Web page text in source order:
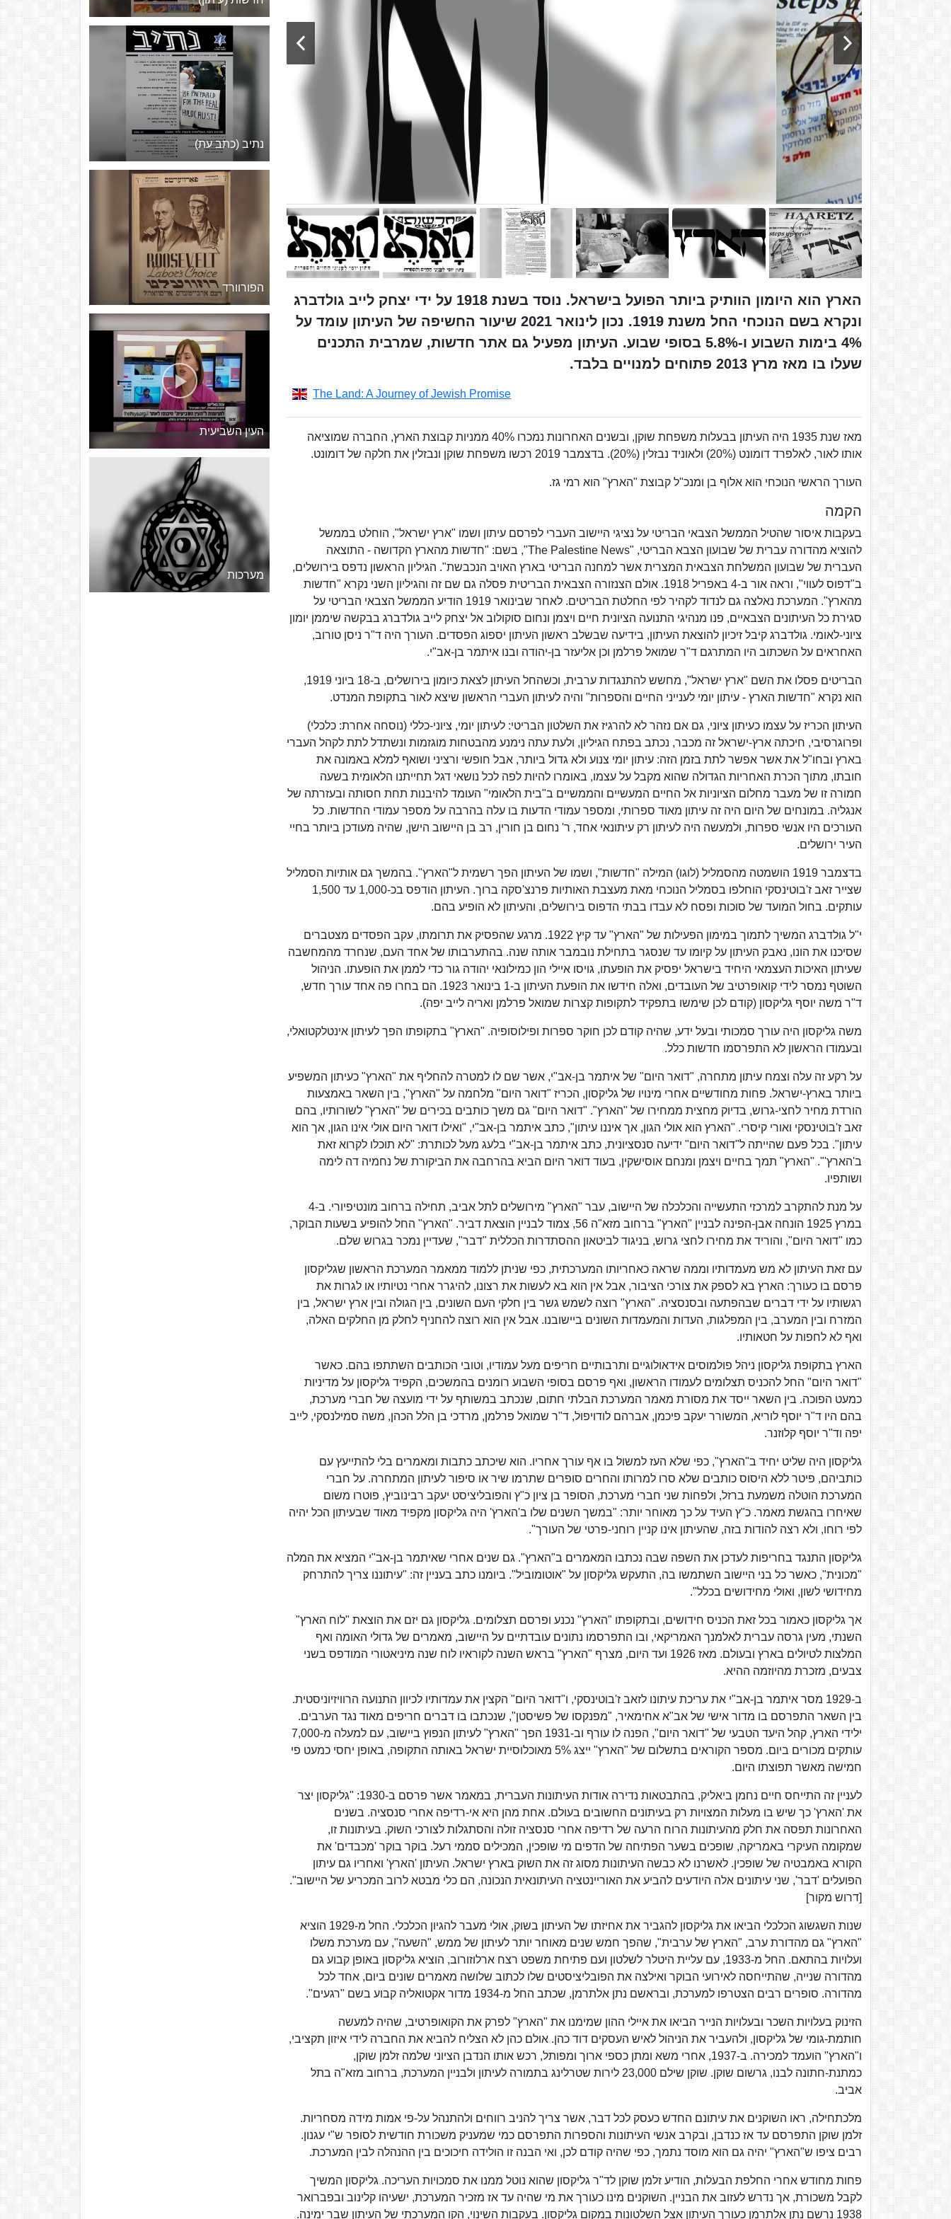
הארץ הוא היומון הוותיק ביותר הפועל בישראל. נוסד בשנת 1918 על ידי יצחק לייב גולדברג
ונקרא בשם הנוכחי החל משנת 1919. נכון לינואר 2021 שיעור החשיפה של העיתון עומד על
4% בימות השבוע ו-5.8% בסופי שבוע. העיתון מפעיל גם אתר חדשות, שמרבית התכנים
שעלו בו מאז מרץ 2013 פתוחים למנויים בלבד.
The Land: A Journey of Jewish Promise
מאז שנת 1935 היה העיתון בבעלות משפחת שוקן, ובשנים האחרונות נמכרו 40% ממניות קבוצת הארץ, החברה שמוציאה
אותו לאור, לאלפרד דומונט (20%) ולאוניד נבזלין (20%). בדצמבר 2019 רכשו משפחת שוקן ונבזלין את חלקה של דומונט.
העורך הראשי הנוכחי הוא אלוף בן ומנכ"ל קבוצת "הארץ" הוא רמי גז.
הקמה
בעקבות איסור שהטיל הממשל הצבאי הבריטי על נציגי היישוב העברי לפרסם עיתון ושמו "ארץ ישראל", הוחלט בממשל
להוציא מהדורה עברית של שבועון הצבא הבריטי, "The Palestine News", בשם: "חדשות מהארץ הקדושה - התוצאה
העברית של שבועון המשלחת הצבאית המצרית אשר למחנה הבריטי בארץ האויב הנכבשת". הגיליון הראשון נדפס בירושלים,
ב"דפוס לעווי", וראה אור ב-4 באפריל 1918. אולם הצנזורה הצבאית הבריטית פסלה גם שם זה והגיליון השני נקרא "חדשות
מהארץ". המערכת נאלצה גם לנדוד לקהיר לפי החלטת הבריטים. לאחר שבינואר 1919 הודיע הממשל הצבאי הבריטי על
סגירת כל העיתונים הצבאיים, פנו מנהיגי התנועה הציונית חיים ויצמן ונחום סוקולוב אל יצחק לייב גולדברג בבקשה שיממן יומון
ציוני-לאומי. גולדברג קיבל זיכיון להוצאת העיתון, בידיעה שבשלב ראשון העיתון יספוג הפסדים. העורך היה ד"ר ניסן טורוב,
האחראים על השכתוב היו המתרגם ד"ר שמואל פרלמן וכן אליעזר בן-יהודה ובנו איתמר בן-אב"י.
הבריטים פסלו את השם "ארץ ישראל", מחשש להתנגדות ערבית, וכשהחל העיתון לצאת כיומון בירושלים, ב-18 ביוני 1919,
הוא נקרא "חדשות הארץ - עיתון יומי לענייני החיים והספרות" והיה לעיתון העברי הראשון שיצא לאור בתקופת המנדט.
העיתון הכריז על עצמו כעיתון ציוני, גם אם נזהר לא להרגיז את השלטון הבריטי: לעיתון יומי, ציוני-כללי (נוסחה אחרת: כלכלי)
ופרוגרסיבי, חיכתה ארץ-ישראל זה מכבר, נכתב בפתח הגיליון, ולעת עתה נימנע מהבטחות מוגזמות ונשתדל לתת לקהל העברי
בארץ ובחו"ל את אשר אפשר לתת בזמן הזה: עיתון יומי צנוע ולא גדול ביותר, אבל חופשי ורציני ושואף למלא באמונה את
חובתו, מתוך הכרת האחריות הגדולה שהוא מקבל על עצמו, באומרו להיות לפה לכל נושאי דגל תחייתנו הלאומית בשעה
חמורה זו של מעבר מחלום הציוניות אל החיים המעשיים והממשיים ב"בית הלאומי" העומד להיבנות תחת חסותה ובעזרתה של
אנגליה. במונחים של היום היה זה עיתון מאוד ספרותי, ומספר עמודי הדעות בו עלה בהרבה על מספר עמודי החדשות. כל
העורכים היו אנשי ספרות, ולמעשה היה לעיתון רק עיתונאי אחד, ר' נחום בן חורין, רב בן היישוב הישן, שהיה מעודכן ביותר בחיי
העיר ירושלים.
בדצמבר 1919 הושמטה מהסמליל (לוגו) המילה "חדשות", ושמו של העיתון הפך רשמית ל"הארץ". בהמשך גם אותיות הסמליל
שצייר זאב ז'בוטינסקי הוחלפו בסמליל הנוכחי מאת מעצבת האותיות פרנצ'סקה ברוך. העיתון הודפס בכ-1,000 עד 1,500
עותקים. בחול המועד של סוכות ופסח לא עבדו בבתי הדפוס בירושלים, והעיתון לא הופיע בהם.
י"ל גולדברג המשיך לתמוך במימון הפעילות של "הארץ" עד קיץ 1922. מרגע שהפסיק את תרומתו, עקב הפסדים מצטברים
שסיכנו את הונו, נאבק העיתון על קיומו עד שנסגר בתחילת נובמבר אותה שנה. בהתערבותו של אחד העם, שנחרד מהמחשבה
שעיתון האיכות העצמאי היחיד בישראל יפסיק את הופעתו, גויסו איילי הון כמילונאי יהודה גור כדי לממן את הופעתו. הניהול
השוטף נמסר לידי קואופרטיב של העובדים, ואלה חידשו את הופעת העיתון ב-1 בינואר 1923. הם בחרו פה אחד עורך חדש,
ד"ר משה יוסף גליקסון (קודם לכן שימשו בתפקיד לתקופות קצרות שמואל פרלמן ואריה לייב יפה).
משה גליקסון היה עורך סמכותי ובעל ידע, שהיה קודם לכן חוקר ספרות ופילוסופיה. "הארץ" בתקופתו הפך לעיתון אינטלקטואלי,
ובעמודו הראשון לא התפרסמו חדשות כלל.
על רקע זה עלה וצמח עיתון מתחרה, "דואר היום" של איתמר בן-אב"י, אשר שם לו למטרה להחליף את "הארץ" כעיתון המשפיע
ביותר בארץ-ישראל. פחות מחודשיים אחרי מינויו של גליקסון, הכריז "דואר היום" מלחמה על "הארץ", בין השאר באמצעות
הורדת מחיר לחצי-גרוש, בדיוק מחצית ממחירו של "הארץ". "דואר היום" גם משך כותבים בכירים של "הארץ" לשורותיו, בהם
זאב ז'בוטינסקי ואורי קיסרי. "הארץ הוא אולי הגון, אך איננו עיתון", כתב איתמר בן-אב"י, "ואילו דואר היום אולי אינו הגון, אך הוא
עיתון". בכל פעם שהייתה ל"דואר היום" ידיעה סנסציונית, כתב איתמר בן-אב"י בלעג מעל לכותרת: "לא תוכלו לקרוא זאת
ב'הארץ'". "הארץ" תמך בחיים ויצמן ומנחם אוסישקין, בעוד דואר היום הביא בהרחבה את הביקורת של נחמיה דה לימה
ושותפיו.
על מנת להתקרב למרכזי התעשייה והכלכלה של היישוב, עבר "הארץ" מירושלים לתל אביב, תחילה ברחוב מונטיפיורי. ב-4
במרץ 1925 הונחה אבן-הפינה לבניין "הארץ" ברחוב מזא"ה 56, צמוד לבניין הוצאת דביר. "הארץ" החל להופיע בשעות הבוקר,
כמו "דואר היום", והוריד את מחירו לחצי גרוש, בניגוד לביטאון ההסתדרות הכללית "דבר", שעדיין נמכר בגרוש שלם.
עם זאת העיתון לא מש מעמדותיו וממה שראה כאחריותו המערכתית, כפי שניתן ללמוד ממאמר המערכת הראשון שגליקסון
פרסם בו כעורך: הארץ בא לספק את צורכי הציבור, אבל אין הוא בא לעשות את רצונו, להיגרר אחרי נטיותיו או לגרות את
רגשותיו על ידי דברים שבהפתעה ובסנסציה. "הארץ" רוצה לשמש גשר בין חלקי העם השונים, בין הגולה ובין ארץ ישראל, בין
המזרח ובין המערב, בין המפלגות, העדות והמעמדות השונים ביישובנו. אבל אין הוא רוצה להחניף לחלק מן החלקים האלה,
ואף לא לחפות על חטאותיו.
הארץ בתקופת גליקסון ניהל פולמוסים אידאולוגיים ותרבותיים חריפים מעל עמודיו, וטובי הכותבים השתתפו בהם. כאשר
"דואר היום" החל להכניס תצלומים לעמודו הראשון, ואף פרסם בסופי השבוע רומנים בהמשכים, הקפיד גליקסון על מדיניות
כמעט הפוכה. בין השאר ייסד את מסורת מאמר המערכת הבלתי חתום, שנכתב במשותף על ידי מועצה של חברי מערכת,
בהם היו ד"ר יוסף לוריא, המשורר יעקב פיכמן, אברהם לודויפול, ד"ר שמואל פרלמן, מרדכי בן הלל הכהן, משה סמילנסקי, לייב
יפה וד"ר יוסף קלוזנר.
גליקסון היה שליט יחיד ב"הארץ", כפי שלא העז למשול בו אף עורך אחריו. הוא שיכתב כתבות ומאמרים בלי להתייעץ עם
כותביהם, פיטר ללא היסוס כותבים שלא סרו למרותו והחרים סופרים שתרמו שיר או סיפור לעיתון המתחרה. על חברי
המערכת הוטלה משמעת ברזל, ולפחות שני חברי מערכת, הסופר בן ציון כ"ץ והפובליציסט יעקב רבינוביץ, פוטרו משום
שאיחרו בהגשת מאמר. כ"ץ העיד על כך מאוחר יותר: "במשך השנים שלו ב'הארץ' היה גליקסון מקפיד מאוד שבעיתון הכל יהיה
לפי רוחו, ולא רצה להודות בזה, שהעיתון אינו קניין רוחני-פרטי של העורך".
גליקסון התנגד בחריפות לעדכן את השפה שבה נכתבו המאמרים ב"הארץ". גם שנים אחרי שאיתמר בן-אב"י המציא את המלה
"מכונית", כאשר כל בני היישוב השתמשו בה, התעקש גליקסון על "אוטומוביל". ביומנו כתב בעניין זה: "עיתוננו צריך להתרחק
מחידושי לשון, ואולי מחידושים בכלל".
אך גליקסון כאמור בכל זאת הכניס חידושים, ובתקופתו "הארץ" נכנע ופרסם תצלומים. גליקסון גם יזם את הוצאת "לוח הארץ"
השנתי, מעין גרסה עברית לאלמנך האמריקאי, ובו התפרסמו נתונים עובדתיים על היישוב, מאמרים של גדולי האומה ואף
המלצות לטיולים בארץ ובעולם. מאז 1926 ועד היום, מצרף "הארץ" בראש השנה לקוראיו לוח שנה מיניאטורי המודפס בשני
צבעים, מזכרת מהיוזמה ההיא.
ב-1929 מסר איתמר בן-אב"י את עריכת עיתונו לזאב ז'בוטינסקי, ו"דואר היום" הקצין את עמדותיו לכיוון התנועה הרוויזיוניסטית.
בין השאר התפרסם בו מדור אישי של אב"א אחימאיר, "מפנקסו של פשיסטן", שנכתבו בו דברים חריפים מאוד נגד הערבים.
ילידי הארץ, קהל היעד הטבעי של "דואר היום", הפנה לו עורף וב-1931 הפך "הארץ" לעיתון הנפוץ ביישוב, עם למעלה מ-7,000
עותקים מכורים ביום. מספר הקוראים בתשלום של "הארץ" ייצג 5% מאוכלוסיית ישראל באותה התקופה, באופן יחסי כמעט פי
חמישה מאשר תפוצתו היום.
לעניין זה התייחס חיים נחמן ביאליק, בהתבטאות נדירה אודות העיתונות העברית, במאמר אשר פרסם ב-1930: "גליקסון יצר
את 'הארץ' כך שיש בו מעלות המצויות רק בעיתונים החשובים בעולם. אחת מהן היא אי-רדיפה אחרי סנסציה. בשנים
האחרונות תפסה את חלק מהעיתונות הרוח הרעה של רדיפה אחרי סנסציה זולה והסתגלות לצורכי השוק. בעיתונות זו,
שמקומה העיקרי באמריקה, שופכים בשער הפתיחה של הדפים מי שופכין, המכילים סממי רעל. בוקר בוקר 'מכבדים' את
הקורא באמבטיה של שופכין. לאשרנו לא כבשה העיתונות מסוג זה את השוק בארץ ישראל. העיתון 'הארץ' ואחריו גם עיתון
הפועלים 'דבר', שני עיתונים אלה היודעים להביע את האוריינטציה העיתונאית הנכונה, הם כלי מבטא לרוב המכריע של היישוב".
[דרוש מקור]
שנות השגשוג הכלכלי הביאו את גליקסון להגביר את אחיזתו של העיתון בשוק, אולי מעבר להגיון הכלכלי. החל מ-1929 הוציא
"הארץ" גם מהדורת ערב, "הארץ של ערבית", שהפך חמש שנים מאוחר יותר לעיתון של ממש, "השעה", עם מערכת משלו
ועלויות בהתאם. החל מ-1933, עם עליית היטלר לשלטון ועם פתיחת משפט רצח ארלוזורוב, הוציא גליקסון באופן קבוע גם
מהדורה שנייה, שהתייחסה לאירועי הבוקר ואילצה את הפובליציסטים שלו לכתוב שלושה מאמרים שונים ביום, אחד לכל
מהדורה. סופרים רבים הצטרפו למערכת, ובראשם נתן אלתרמן, שכתב החל מ-1934 מדור אקטואליה קבוע בשם "רגעים".
הזינוק בעלויות השכר ובעלויות הנייר הביאו את איילי ההון שמימנו את "הארץ" לפרק את הקואופרטיב, שהיה למעשה
חותמת-גומי של גליקסון, ולהעביר את הניהול לאיש העסקים דוד כהן. אולם כהן לא הצליח להביא את החברה לידי איזון תקציבי,
ו"הארץ" הועמד למכירה. ב-1937, אחרי משא ומתן כספי ארוך ומפותל, רכש אותו הנדבן הציוני שלמה זלמן שוקן,
כמתנת-חתונה לבנו, גרשום שוקן. שוקן שילם 23,000 לירות שטרלינג בתמורה לעיתון ולבניין המערכת, ברחוב מזא"ה בתל
אביב.
מלכתחילה, ראו השוקנים את עיתונם החדש כעסק לכל דבר, אשר צריך להניב רווחים ולהתנהל על-פי אמות מידה מסחריות.
זלמן שוקן התפרסם עד אז כנדבן, ובקרב אנשי העיתונות והספרות התפרסם כמי שמעניק משכורת חודשית לסופר ש"י עגנון.
רבים ציפו ש"הארץ" יהיה גם הוא מוסד נתמך, כפי שהיה קודם לכן, ואי הבנה זו הולידה חיכוכים בין ההנהלה לבין המערכת.
פחות מחודש אחרי החלפת הבעלות, הודיע זלמן שוקן לד"ר גליקסון שהוא נוטל ממנו את סמכויות העריכה. גליקסון המשיך
לקבל משכורת, אך נדרש לעזוב את הבניין. השוקנים מינו כעורך את מי שהיה עד אז מזכיר המערכת, ישעיהו קלינוב ובפברואר
1938 נרשם נתן אלתרמן כעורך העיתון אצל השלטונות במקום גליקסון. בעקבות השינוי, הקו המערכתי של העיתון שבר ימינה.
נתיב (כתב עת)
הפורוורד
העין השביעית
מערכות